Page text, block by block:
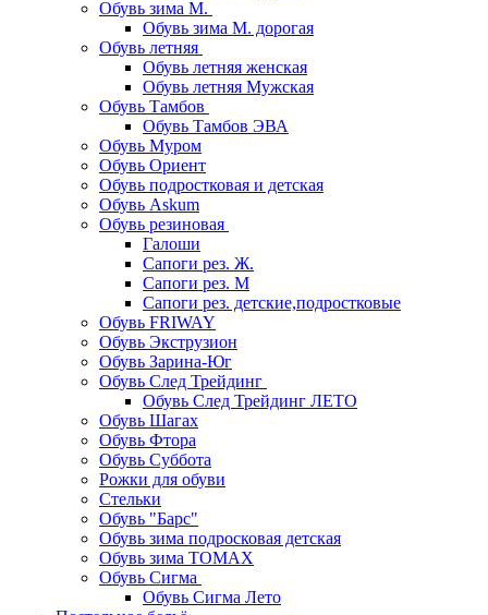
Обувь зима М.
Обувь зима М. дорогая
Обувь летняя
Обувь летняя женская
Обувь летняя Мужская
Обувь Тамбов
Обувь Тамбов ЭВА
Обувь Муром
Обувь Ориент
Обувь подростковая и детская
Обувь Askum
Обувь резиновая
Галоши
Сапоги рез. Ж.
Сапоги рез. М
Сапоги рез. детские,подростковые
Обувь FRIWAY
Обувь Экструзион
Обувь Зарина-Юг
Обувь След Трейдинг
Обувь След Трейдинг ЛЕТО
Обувь Шагах
Обувь Фтора
Обувь Суббота
Рожки для обуви
Стельки
Обувь "Барс"
Обувь зима подросковая детская
Обувь зима ТОМАХ
Обувь Сигма
Обувь Сигма Лето